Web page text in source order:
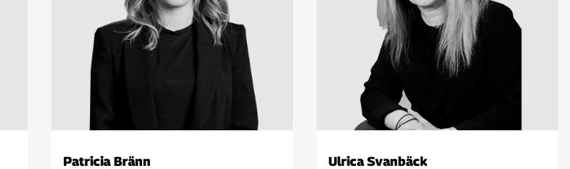
Patricia Bränn Ulrica Svanbäck